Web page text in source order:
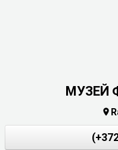
МУЗЕЙ
